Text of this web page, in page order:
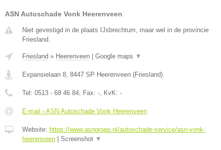
ASN Autoschade Vonk Heerenveen
Niet gevestigd in de plaats IJsbrechtum, maar wel in de provincie
Friesland.
Friesland » Heerenveen Google maps ▼
Expansielaan 8, 8447 SP Heerenveen (Friesland)
Tel: 0513 - 68 46 84, Fax: -, KvK: -
E-mail › ASN Autoschade Vonk Heerenveen
Website: https://www.asngroep.nl/autoschade-service/asn-vonk-
heerenveen
Screenshot ▼